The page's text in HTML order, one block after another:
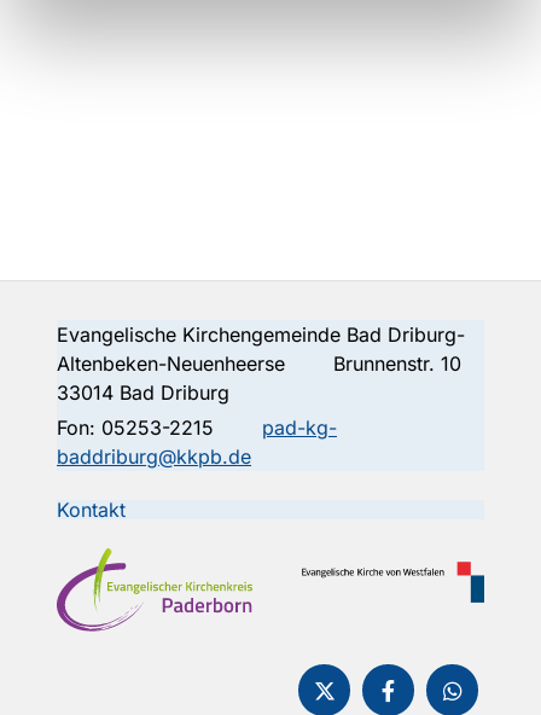
Evangelische Kirchengemeinde Bad Driburg-
Altenbeken-Neuenheerse Brunnenstr. 10
33014 Bad Driburg
Fon: 05253-2215
pad-kg-
baddriburg@kkpb.de
Kontakt